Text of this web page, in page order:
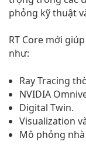
phỏng kỹ thuật
RT Core mới
như:
Ray Tracing
NVIDIA
Digital Twin.
Visualization
Mô phỏng